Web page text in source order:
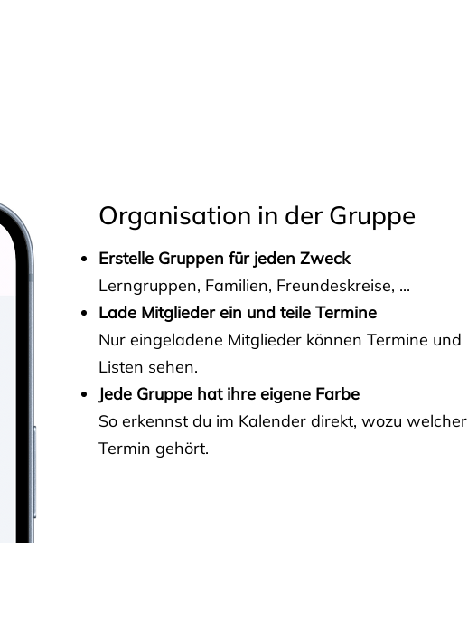
Organisation in der Gruppe
Erstelle Gruppen für jeden Zweck
Lerngruppen, Familien, Freundeskreise, ...
Lade Mitglieder ein und teile Termine
Nur eingeladene Mitglieder können Termine und
Listen sehen.
Jede Gruppe hat ihre eigene Farbe
So erkennst du im Kalender direkt, wozu welcher
Termin gehört.